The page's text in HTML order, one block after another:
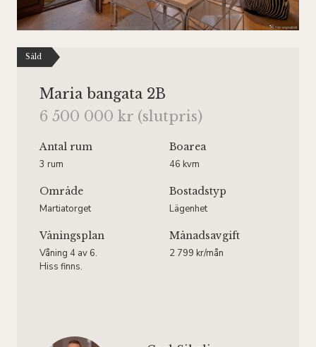
Såld
Maria bangata 2B
6 500 000 kr (slutpris)
Antal rum
3 rum
Boarea
46 kvm
Område
Martiatorget
Bostadstyp
Lägenhet
Våningsplan
Våning 4 av 6.
Hiss finns.
Månadsavgift
2 799 kr/mån